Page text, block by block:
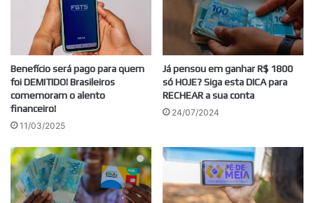
Benefício será pago para quem
foi DEMITIDO! Brasileiros
comemoram o alento
financeiro!
11/03/2025
Já pensou em ganhar R$ 1800
só HOJE? Siga esta DICA para
RECHEAR a sua conta
24/07/2024